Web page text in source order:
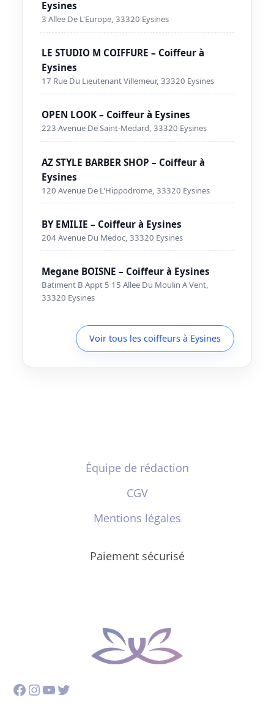
Eysines
3 Allee De L'Europe, 33320 Eysines
LE STUDIO M COIFFURE – Coiffeur à
Eysines
17 Rue Du Lieutenant Villemeur, 33320 Eysines
OPEN LOOK – Coiffeur à Eysines
223 Avenue De Saint-Medard, 33320 Eysines
AZ STYLE BARBER SHOP – Coiffeur à
Eysines
120 Avenue De L'Hippodrome, 33320 Eysines
BY EMILIE – Coiffeur à Eysines
204 Avenue Du Medoc, 33320 Eysines
Megane BOISNE – Coiffeur à Eysines
Batiment B Appt 5 15 Allee Du Moulin A Vent,
33320 Eysines
Voir tous les coiffeurs à Eysines
Équipe de rédaction
CGV
Mentions légales
Paiement sécurisé
Facebook
Instagram
YouTube
Twitter